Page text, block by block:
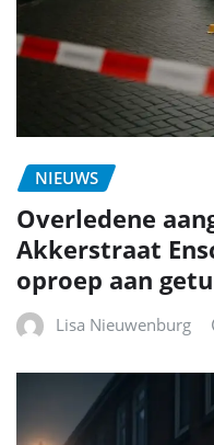
NIEUWS
Overledene
Akkerstraat
oproep aan
Lisa Nieuwenburg